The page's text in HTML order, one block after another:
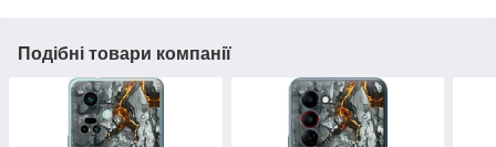
Подібні товари компанії